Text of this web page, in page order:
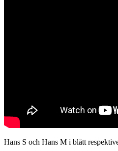
Hans S och Hans M i blått